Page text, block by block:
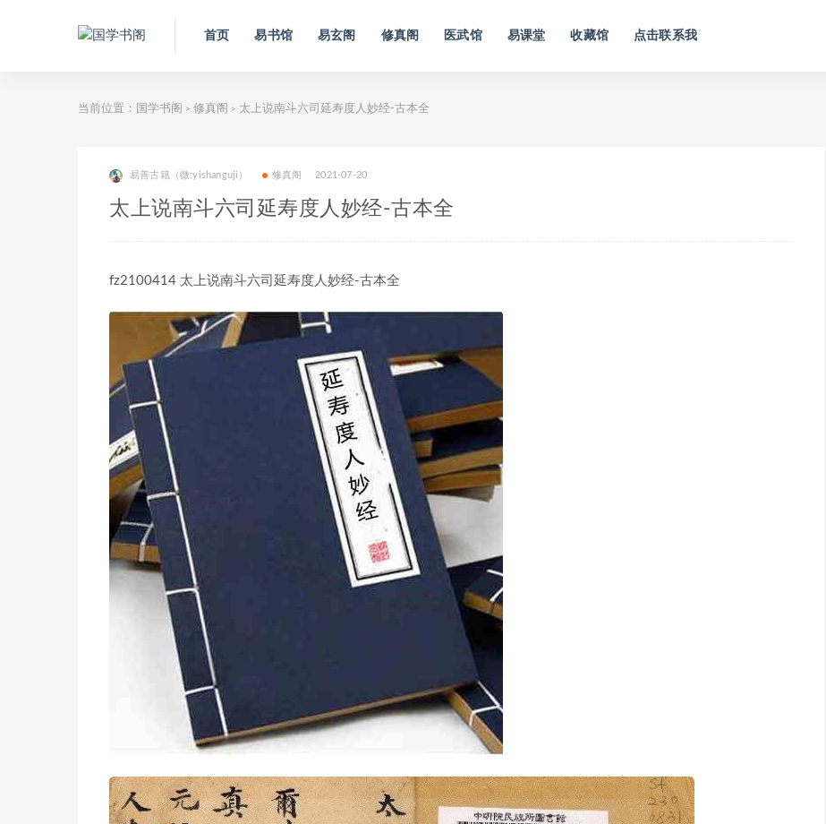
首页 易书馆 易玄阁 修真阁 医武馆 易课堂 收藏馆 点击联系我
当前位置： 国学书阁 > 修真阁 > 太上说南斗六司延寿度人妙经-古本全
易善古籍（微:yishanguji） 修真阁 2021-07-20
太上说南斗六司延寿度人妙经-古本全
fz2100414 太上说南斗六司延寿度人妙经-古本全